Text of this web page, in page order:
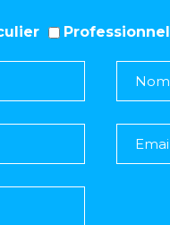
Professionnel